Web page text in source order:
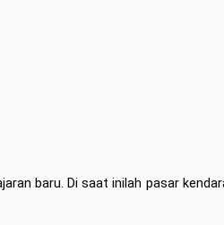
baru. Di saat inilah pasar